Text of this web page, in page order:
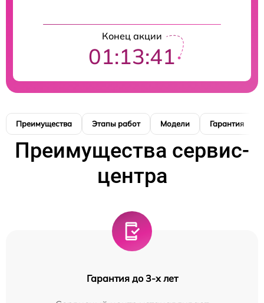
Конец акции
01:13:41
Преимущества Этапы работ Модели Гарантия
Преимущества сервис-
центра
Гарантия до 3-х лет